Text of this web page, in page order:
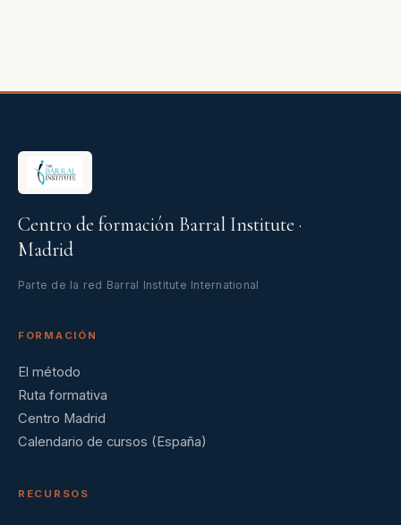
Centro de formación Barral Institute ·
Madrid
Parte de la red Barral Institute International
FORMACIÓN
El método
Ruta formativa
Centro Madrid
Calendario de cursos (España)
RECURSOS